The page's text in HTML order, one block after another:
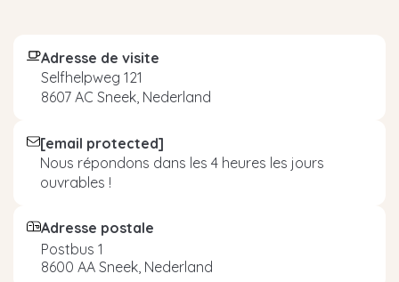
Adresse de visite
Selfhelpweg 121
8607 AC Sneek, Nederland
[email protected]
Nous répondons dans les 4 heures les jours
ouvrables !
Adresse postale
Postbus 1
8600 AA Sneek, Nederland